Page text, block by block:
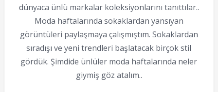
dünyaca ünlü markalar koleksiyonlarını tanıttılar..
Moda haftalarında sokaklardan yansıyan
görüntüleri paylaşmaya çalışmıştım. Sokaklardan
sıradışı ve yeni trendleri başlatacak birçok stil
gördük. Şimdide ünlüler moda haftalarında neler
giymiş göz atalım..